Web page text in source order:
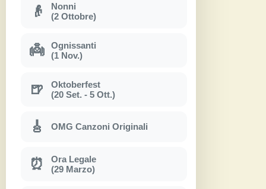
👴
Nonni
(2 Ottobre)
👼
Ognissanti
(1 Nov.)
🍺
Oktoberfest
(20 Set. - 5 Ott.)
🎸 OMG Canzoni Originali
⏰
Ora Legale
(29 Marzo)